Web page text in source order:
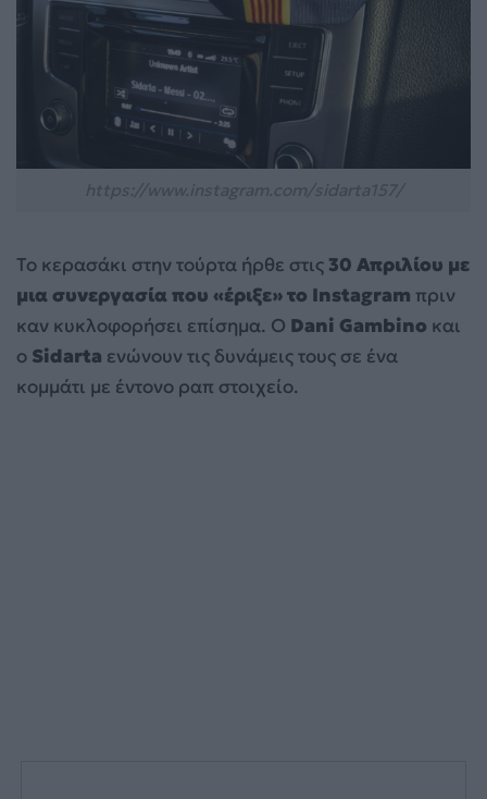
Το κερασάκι στην τούρτα ήρθε στις 30 Απριλίου με
μια συνεργασία που «έριξε» το Instagram πριν
καν κυκλοφορήσει επίσημα. Ο Dani Gambino και
ο Sidarta ενώνουν τις δυνάμεις τους σε ένα
κομμάτι με έντονο ραπ στοιχείο.